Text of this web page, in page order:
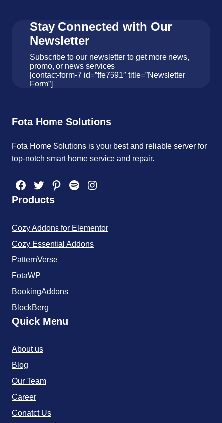
Stay Connected with Our
Newsletter
Subscribe to our newsletter to get more news,
promo, or news services
[contact-form-7 id=”ffe7691″ title=”Newsletter
Form”]
Fota Home Solutions
Fota Home Solutions is your best and reliable server for
top-notch smart home service and repair.
Facebook Twitter Pinterest Spotify Instagram
Products
Cozy Addons for Elementor
Cozy Essential Addons
PatternVerse
FotaWP
BookingAddons
BlockBerg
Quick Menu
About us
Blog
Our Team
Career
Conatct Us